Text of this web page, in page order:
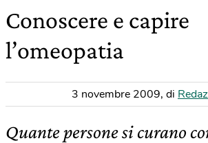
Conoscere e capire
l’omeopatia
3 novembre 2009, di
Quante persone si curano